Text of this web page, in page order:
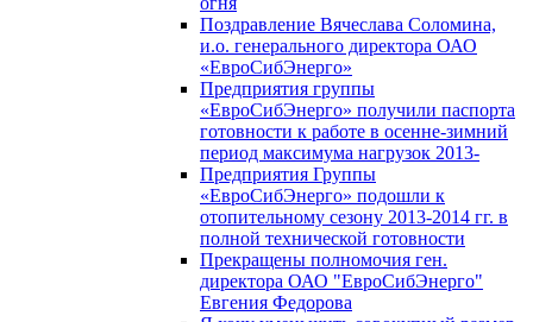
Поздравление Вячеслава Соломина,
и.о. генерального директора ОАО
«ЕвроСибЭнерго»
Предприятия группы
«ЕвроСибЭнерго» получили паспорта
готовности к работе в осенне-зимний
период максимума нагрузок 2013-
Предприятия Группы
«ЕвроСибЭнерго» подошли к
отопительному сезону 2013-2014 гг. в
полной технической готовности
Прекращены полномочия ген.
директора ОАО "ЕвроСибЭнерго"
Евгения Федорова